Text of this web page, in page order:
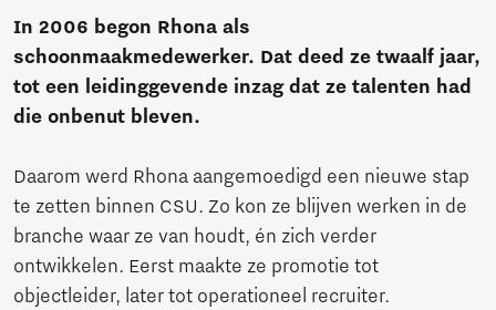
In 2006 begon Rhona als
schoonmaakmedewerker. Dat deed ze twaalf jaar,
tot een leidinggevende inzag dat ze talenten had
die onbenut bleven.
Daarom werd Rhona aangemoedigd een nieuwe stap
te zetten binnen CSU. Zo kon ze blijven werken in de
branche waar ze van houdt, én zich verder
ontwikkelen. Eerst maakte ze promotie tot
objectleider, later tot operationeel recruiter.